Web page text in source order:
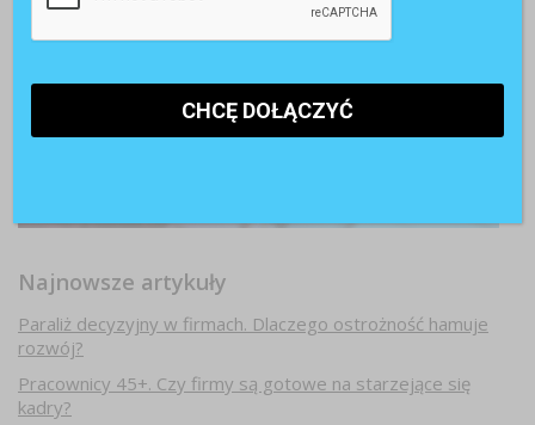
Najnowsze artykuły
Paraliż decyzyjny w firmach. Dlaczego ostrożność hamuje
rozwój?
Pracownicy 45+. Czy firmy są gotowe na starzejące się
kadry?